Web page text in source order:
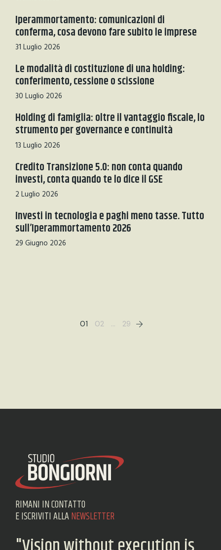
Iperammortamento: comunicazioni di
conferma, cosa devono fare subito le imprese
31 Luglio 2026
Le modalità di costituzione di una holding:
conferimento, cessione o scissione
30 Luglio 2026
Holding di famiglia: oltre il vantaggio fiscale, lo
strumento per governance e continuità
13 Luglio 2026
Credito Transizione 5.0: non conta quando
investi, conta quando te lo dice il GSE
2 Luglio 2026
Investi in tecnologia e paghi meno tasse. Tutto
sull’Iperammortamento 2026
29 Giugno 2026
01 02 … 29
RIMANI IN CONTATTO
E ISCRIVITI ALLANEWSLETTER